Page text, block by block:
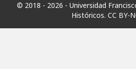
© 2018 - 2026 - Universidad
Históricos. CC BY-